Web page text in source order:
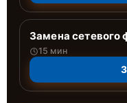
Замена сетевого
15 мин